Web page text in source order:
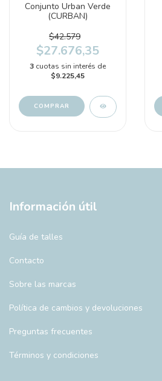
Conjunto Urban Verde
(CURBAN)
$42.579
$27.676,35
3 cuotas sin interés de
$9.225,45
COMPRAR
Información útil
Guía de talles
Contacto
Sobre las marcas
Política de cambios y devoluciones
Preguntas frecuentes
Términos y condiciones